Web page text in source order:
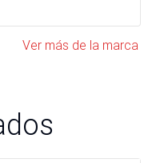
Ver más de la marca